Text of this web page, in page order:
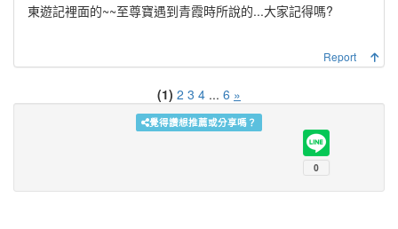
東遊記裡面的~~至尊寶遇到青霞時所說的...大家記得嗎?
Report
(1) 2 3 4 ... 6 »
覺得讚想推薦或分享嗎？